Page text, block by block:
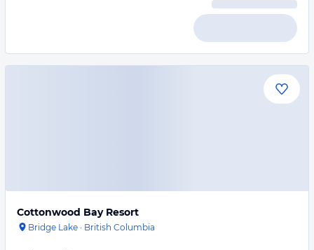
Cottonwood Bay Resort
Bridge Lake · British Columbia